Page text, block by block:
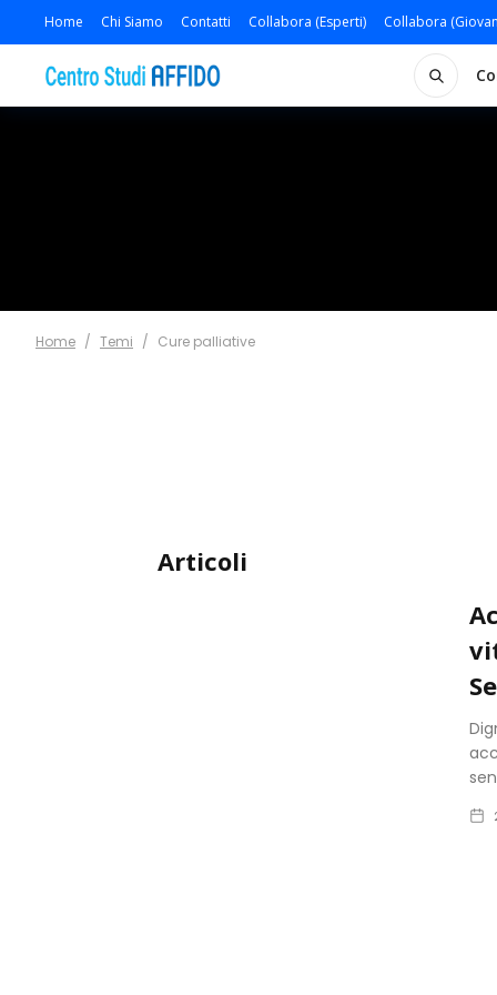
Home Chi Siamo Contatti Collabora (Esperti) Collabora
Home / Temi / Cure palliative
Articoli